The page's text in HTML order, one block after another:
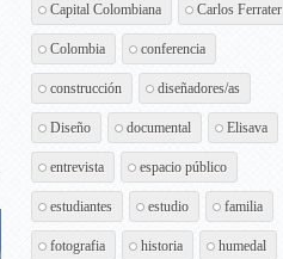
Capital Colombiana Carlos Ferrater
Colombia conferencia
construcción diseñadores/as
Diseño documental Elisava
entrevista espacio público
estudiantes estudio familia
fotografia historia humedal